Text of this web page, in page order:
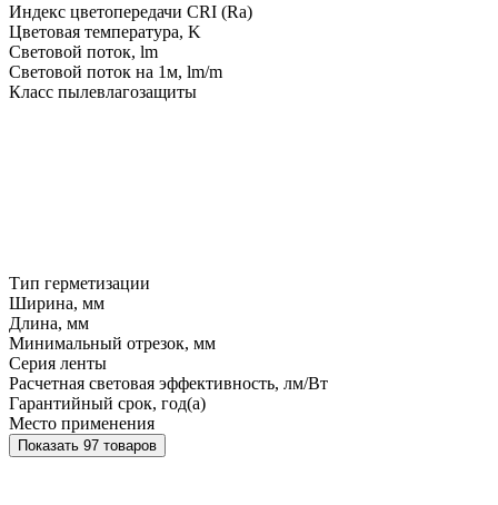
Индекс цветопередачи CRI (Ra)
Цветовая температура, K
Световой поток, lm
Световой поток на 1м, lm/m
Класс пылевлагозащиты
Тип герметизации
Ширина, мм
Длина, мм
Минимальный отрезок, мм
Серия ленты
Расчетная световая эффективность, лм/Вт
Гарантийный срок, год(а)
Место применения
Показать 97 товаров